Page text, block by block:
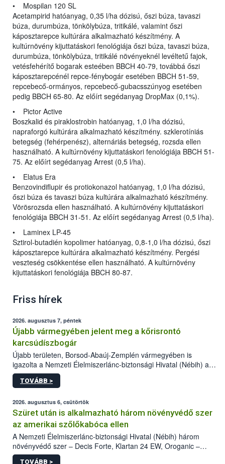
• Mospilan 120 SL
Acetampirid hatóanyag, 0,35 l/ha dózisú, őszi búza, tavaszi
búza, durumbúza, tönkölybúza, tritikálé, valamint őszi
káposztarepce kultúrára alkalmazható készítmény. A
kultúrnövény kijuttatáskori fenológiája őszi búza, tavaszi búza,
durumbúza, tönkölybúza, tritikálé növényeknél levéltetű fajok,
vetésfehérítő bogarak esteében BBCH 40-79, továbbá őszi
káposztarepcénél repce-fénybogár esetében BBCH 51-59,
repcebecő-ormányos, repcebecő-gubacsszúnyog esetében
pedig BBCH 65-80. Az előírt segédanyag DropMax (0,1%).
• Pictor Active
Boszkalid és piraklostrobin hatóanyag, 1,0 l/ha dózisú,
napraforgó kultúrára alkalmazható készítmény. szklerotíniás
betegség (fehérpenész), alternáriás betegség, rozsda ellen
használható. A kultúrnövény kijuttatáskori fenológiája BBCH 51-
75. Az előírt segédanyag Arrest (0,5 l/ha).
• Elatus Era
Benzovindiflupir és protiokonazol hatóanyag, 1,0 l/ha dózisú,
őszi búza és tavaszi búza kultúrára alkalmazható készítmény.
Vörösrozsda ellen használható. A kultúrnövény kijuttatáskori
fenológiája BBCH 31-51. Az előírt segédanyag Arrest (0,5 l/ha).
• Laminex LP-45
Sztirol-butadién kopolimer hatóanyag, 0,8-1,0 l/ha dózisú, őszi
káposztarepce kultúrára alkalmazható készítmény. Pergési
veszteség csökkentése ellen használható. A kultúrnövény
kijuttatáskori fenológiája BBCH 80-87.
Friss hírek
2026. augusztus 7, péntek
Újabb vármegyében jelent meg a kőrisrontó
karcsúdíszbogár
Újabb területen, Borsod-Abaúj-Zemplén vármegyében is
igazolta a Nemzeti Élelmiszerlánc-biztonsági Hivatal (Nébih) a
kőrisrontó karcsúdíszbogár (Agrilus planipennis) jelenlétét. A
kártevőt nem csak színcsapdában találták meg, de már fertőzött
az intenzív felderítést, emellett az intézkedéseket a szlovák
hatósággal is összehangolják a terjedés megállítása érdekében.
TOVÁBB >
2026. augusztus 6, csütörtök
Szüret után is alkalmazható három növényvédő szer
az amerikai szőlőkabóca ellen
A Nemzeti Élelmiszerlánc-biztonsági Hivatal (Nébih) három
növényvédő szer – Decis Forte, Klartan 24 EW, Oroganic –
engedélyokiratát módosította, így azok a szüretet követően,
TOVÁBB >